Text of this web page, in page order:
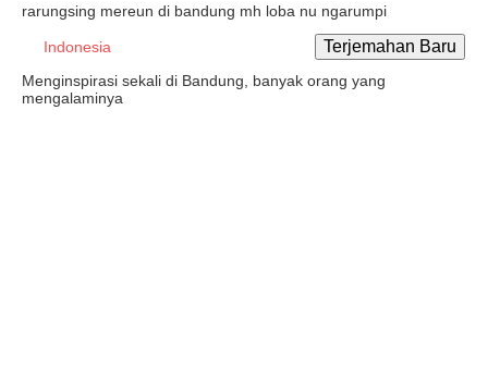
rarungsing mereun di bandung mh loba nu ngarumpi
Indonesia
Menginspirasi sekali di Bandung, banyak orang yang
mengalaminya